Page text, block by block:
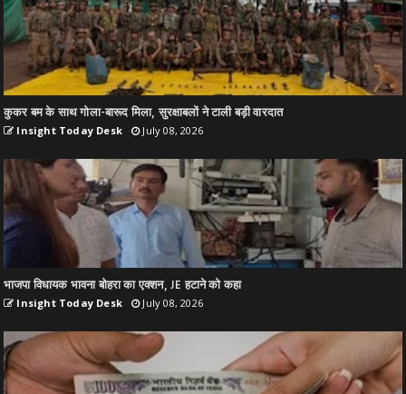
कुकर बम के साथ गोला-बारूद मिला, सुरक्षाबलों ने टाली बड़ी वारदात
Insight Today Desk July 08, 2026
भाजपा विधायक भावना बोहरा का एक्शन, JE हटाने को कहा
Insight Today Desk July 08, 2026